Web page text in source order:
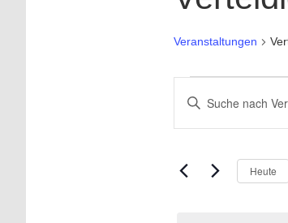
Veranstaltungen
Suche
Ansichten,
Navigation
Schlüsselwort
Suche
Veranstaltungen
Schlüsselwort.
Heute